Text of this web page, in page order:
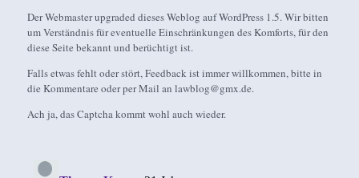
Der Webmaster upgraded dieses Weblog auf WordPress 1.5. Wir bitten
um Verständnis für eventuelle Einschränkungen des Komforts, für den
diese Seite bekannt und berüchtigt ist.
Falls etwas fehlt oder stört, Feedback ist immer willkommen, bitte in
die Kommentare oder per Mail an lawblog@gmx.de.
Ach ja, das Captcha kommt wohl auch wieder.